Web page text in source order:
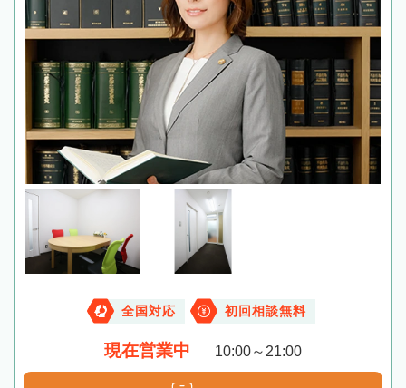
全国対応 初回相談無料
現在営業中 10:00～21:00